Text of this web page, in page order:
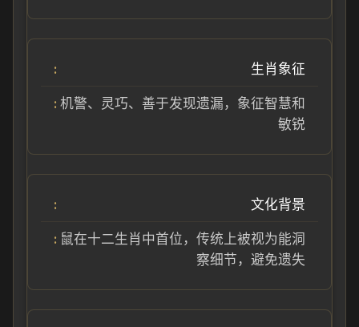
生肖象征
机警、灵巧、善于发现遗漏，象征智慧和
敏锐
文化背景
鼠在十二生肖中首位，传统上被视为能洞
察细节，避免遗失